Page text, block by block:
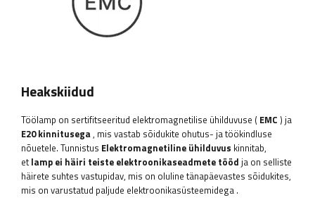
Heakskiidud
Töölamp on sertifitseeritud elektromagnetilise ühilduvuse ( EMC ) ja
E20 kinnitusega, mis vastab sõidukite ohutus- ja töökindluse
nõuetele. Tunnistus Elektromagnetiline ühilduvus kinnitab,
et lamp ei häiri teiste elektroonikaseadmete tööd ja on selliste
häirete suhtes vastupidav, mis on oluline tänapäevastes sõidukites,
mis on varustatud paljude elektroonikasüsteemidega .